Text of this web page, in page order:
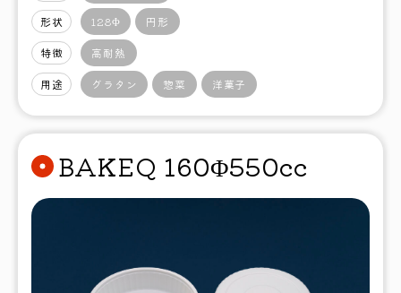
形状 128Φ 円形
特徴 高耐熱
用途 グラタン 惣菜 洋菓子
BAKEQ 160Φ550cc